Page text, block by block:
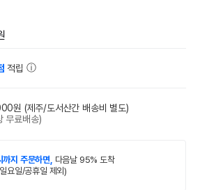
적립
원 (제주/도서산간 배송비 별도)
무료배송)
까지 주문하면, 다음날 95% 도착
요일/공휴일 제외)